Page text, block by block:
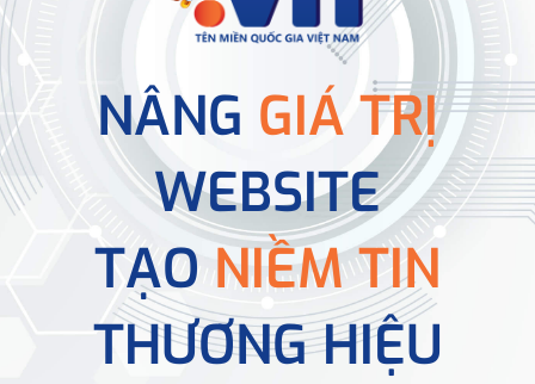
NÂNG GIÁ TRỊ
WEBSITE
TẠONIỀM TIN
THƯƠNG HIỆU